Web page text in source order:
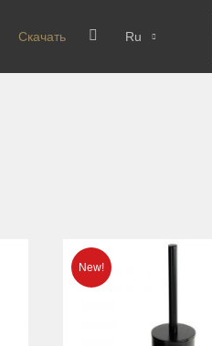
Скачать Ru